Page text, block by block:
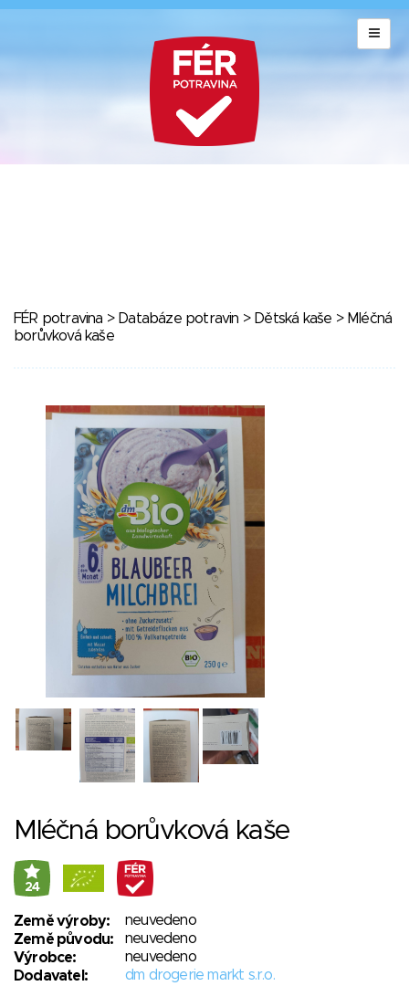
FÉR potravina > Databáze potravin > Dětská kaše > Mléčná
borůvková kaše
Mléčná borůvková kaše
24
Země výroby:
neuvedeno
Země původu:
neuvedeno
Výrobce:
neuvedeno
Dodavatel:
dm drogerie markt s.r.o.